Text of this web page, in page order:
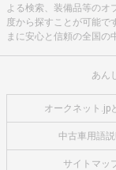
よる検索、装備品等のオ
度から探すことが可能で
まに安心と信頼の全国の
あん
オークネット.jp
中古車用語説
サイトマッ